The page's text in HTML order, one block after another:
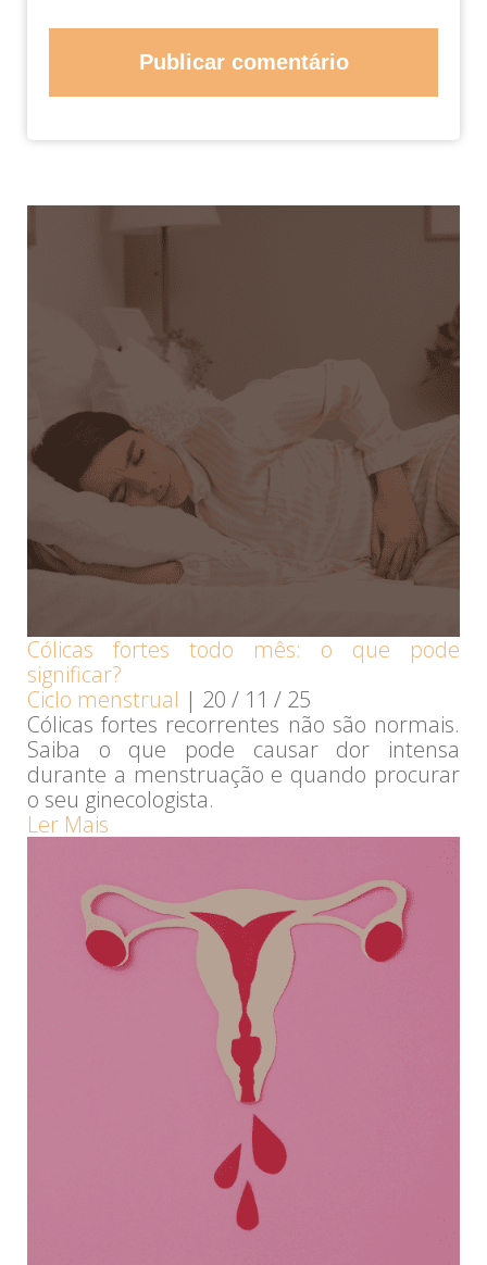
Cólicas fortes todo mês: o que pode
significar?
Ciclo menstrual | 20 / 11 / 25
Cólicas fortes recorrentes não são normais.
Saiba o que pode causar dor intensa
durante a menstruação e quando procurar
o seu ginecologista.
Ler Mais